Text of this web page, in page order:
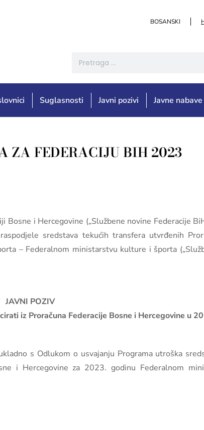
BOSANSKI
Suglasnosti Javni pozivi Javne nabave
ZA FEDERACIJU BIH 2023
Bosne i Hercegovine („Službene novine Federacije
sredstava tekućih transfera utvrđenih
– Federalnom ministarstvu kulture i športa
JAVNI POZIV
iz Proračuna Federacije Bosne i Hercegovine u
s Odlukom o usvajanju Programa utroška
i Hercegovine za 2023. godinu Federalnom